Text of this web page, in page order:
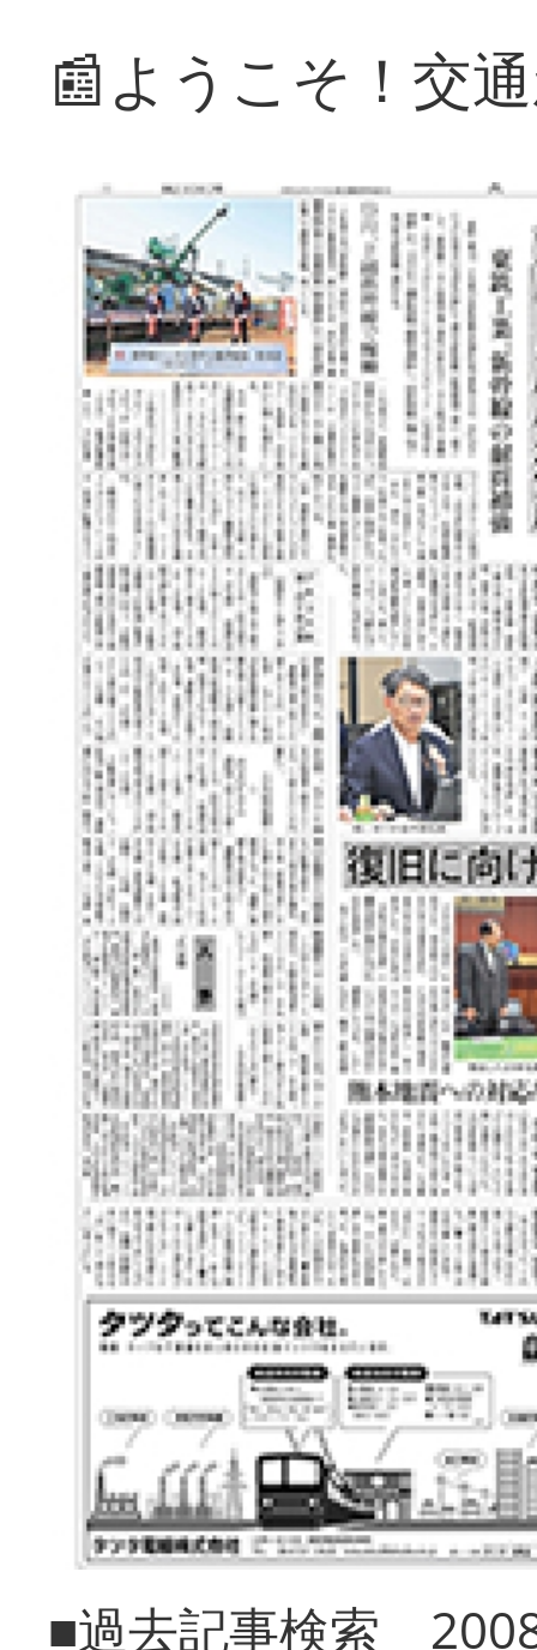
📰ようこそ！交
■過去記事検索